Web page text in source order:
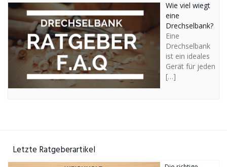
Wie viel wiegt
eine
Drechselbank?
Eine
Drechselbank
ist ein ideales
Gerät für jeden
[…]
Letzte Ratgeberartikel